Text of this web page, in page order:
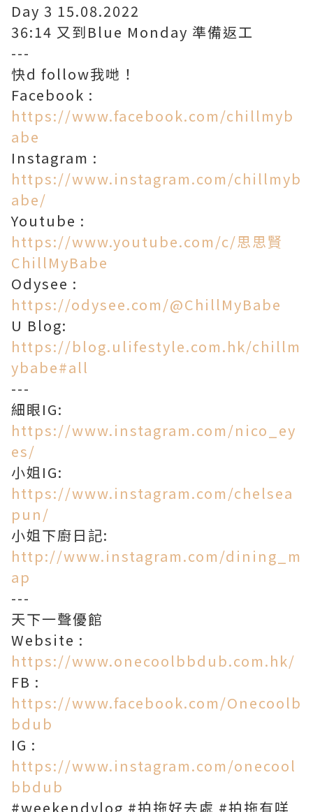
Day 3 15.08.2022
36:14 又到Blue Monday 準備返工
---
快d follow我哋！
Facebook :
https://www.facebook.com/chillmyb
abe​
Instagram :
https://www.instagram.com/chillmyb
abe/​
Youtube :
https://www.youtube.com/c/思思賢
ChillMyBabe
Odysee :
https://odysee.com/@ChillMyBabe
U Blog:
https://blog.ulifestyle.com.hk/chillm
ybabe#all
---
細眼IG:
https://www.instagram.com/nico_ey
es/
小姐IG:
https://www.instagram.com/chelsea
pun/
小姐下廚日記:
http://www.instagram.com/dining_m
ap
---
天下一聲優館
Website :
https://www.onecoolbbdub.com.hk/​
FB :
https://www.facebook.com/Onecoolb
bdub​
IG :
https://www.instagram.com/onecool
bbdub​
#weekendvlog #拍拖好去處 #拍拖有咩